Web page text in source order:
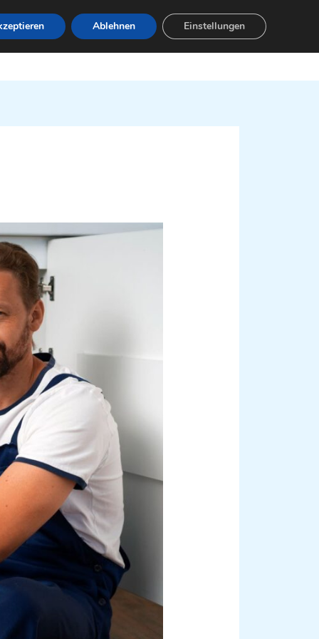
Servicebereiche
Ablehnen Einstellungen